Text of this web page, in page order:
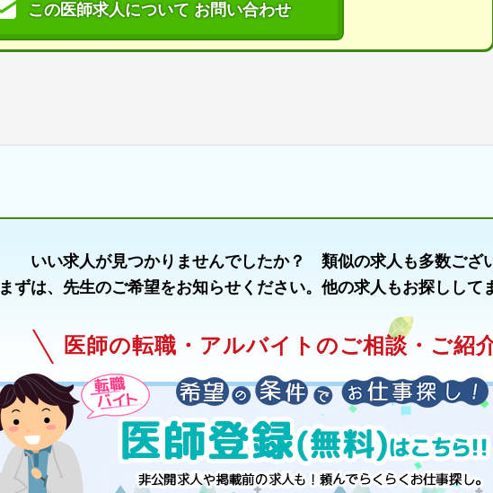
この医師求人について お問い合わせ
いい求人が見つかりませんでしたか？ 類似の求人も多数ござ
まずは、先生のご希望をお知らせください。他の求人もお探しして
医師の転職・アルバイトのご相談・ご紹